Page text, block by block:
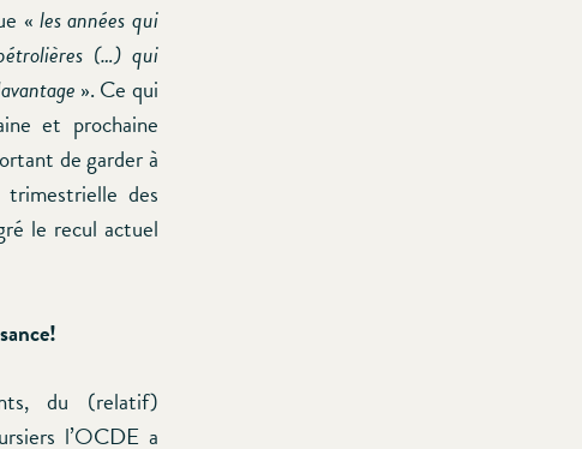
« les années qui
(…) qui
». Ce qui
et prochaine
de garder à
trimestrielle des
le recul actuel
du (relatif)
l’OCDE a